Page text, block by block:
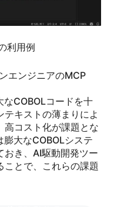
利用例
エンジニアのMCP
COBOLコードを十
キストの薄まりによ
高コスト化が課題とな
膨大なCOBOLシステ
おき、AI駆動開発ツー
ことで、これらの課題